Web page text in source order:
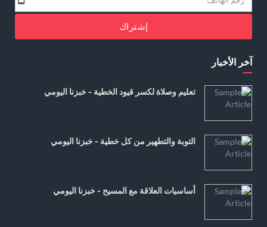
إشتراك
آخر الأخبار
تعليم وصلاة لكسر قيود الخطية - خبزنا اليومي
التوبة والتطهير من كل خطية - خبزنا اليومي
أساسيات العلاقة مع المسيح - خبزنا اليومي